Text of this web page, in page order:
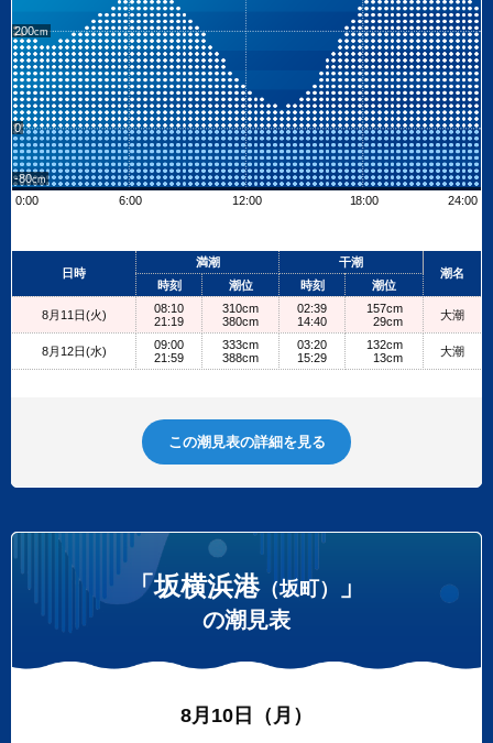
200
0
-80
0:00
6:00 12:00 18:00 24:00
+
日時
満潮
干潮
潮名
時刻
潮位 時刻 潮位
8月11日(火)
08:10
21:19
310cm
380cm
02:39
14:40
157cm
29cm
大潮
8月12日(水)
09:00
21:59
333cm
388cm
03:20
15:29
132cm
13cm
大潮
この潮見表の詳細を見る
「坂横浜港（坂町） 」
の潮見表
8月10日（月）